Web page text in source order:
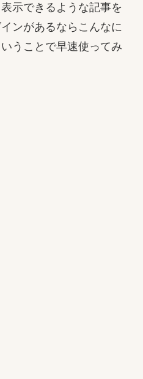
示できるような記事を
ンがあるならこんなに
うことで早速使ってみ